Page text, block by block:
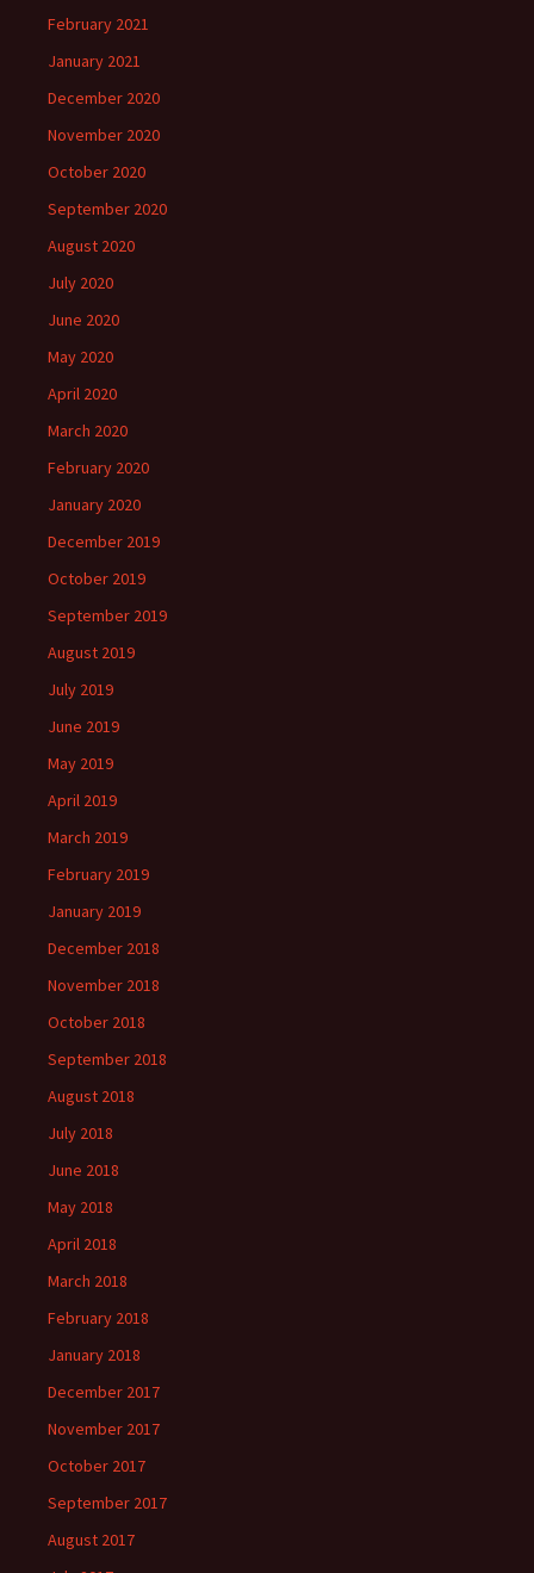
February 2021
January 2021
December 2020
November 2020
October 2020
September 2020
August 2020
July 2020
June 2020
May 2020
April 2020
March 2020
February 2020
January 2020
December 2019
October 2019
September 2019
August 2019
July 2019
June 2019
May 2019
April 2019
March 2019
February 2019
January 2019
December 2018
November 2018
October 2018
September 2018
August 2018
July 2018
June 2018
May 2018
April 2018
March 2018
February 2018
January 2018
December 2017
November 2017
October 2017
September 2017
August 2017